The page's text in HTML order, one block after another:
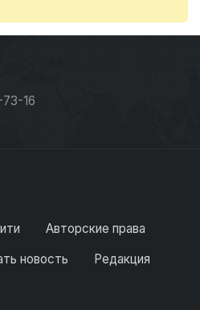
16
Авторские права
новость
Редакция